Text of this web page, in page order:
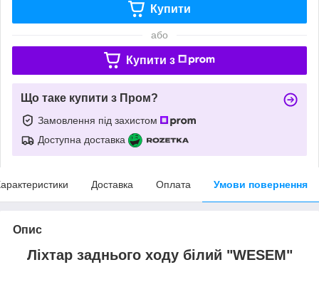
Купити
або
Купити з
Що таке купити з Пром?
Замовлення під захистом
Доступна доставка
Доставка Оплата Умови повернення
Опис
Ліхтар заднього ходу білий "WESEM"